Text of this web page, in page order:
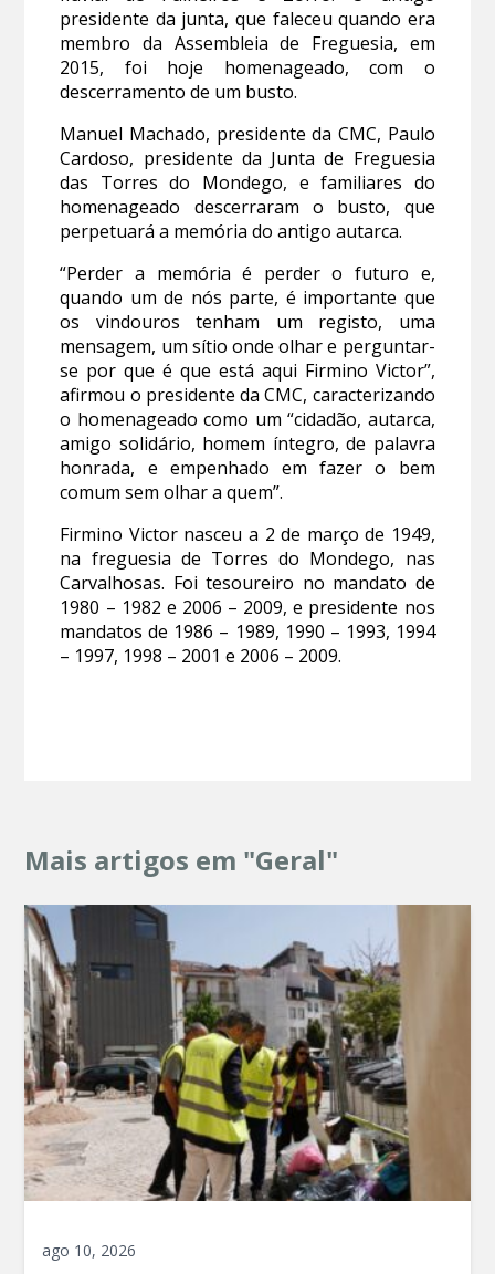
presidente da junta, que faleceu quando era
membro da Assembleia de Freguesia, em
2015, foi hoje homenageado, com o
descerramento de um busto.
Manuel Machado, presidente da CMC, Paulo
Cardoso, presidente da Junta de Freguesia
das Torres do Mondego, e familiares do
homenageado descerraram o busto, que
perpetuará a memória do antigo autarca.
“Perder a memória é perder o futuro e,
quando um de nós parte, é importante que
os vindouros tenham um registo, uma
mensagem, um sítio onde olhar e perguntar-
se por que é que está aqui Firmino Victor”,
afirmou o presidente da CMC, caracterizando
o homenageado como um “cidadão, autarca,
amigo solidário, homem íntegro, de palavra
honrada, e empenhado em fazer o bem
comum sem olhar a quem”.
Firmino Victor nasceu a 2 de março de 1949,
na freguesia de Torres do Mondego, nas
Carvalhosas. Foi tesoureiro no mandato de
1980 – 1982 e 2006 – 2009, e presidente nos
mandatos de 1986 – 1989, 1990 – 1993, 1994
– 1997, 1998 – 2001 e 2006 – 2009.
Mais artigos em "Geral"
ago 10, 2026